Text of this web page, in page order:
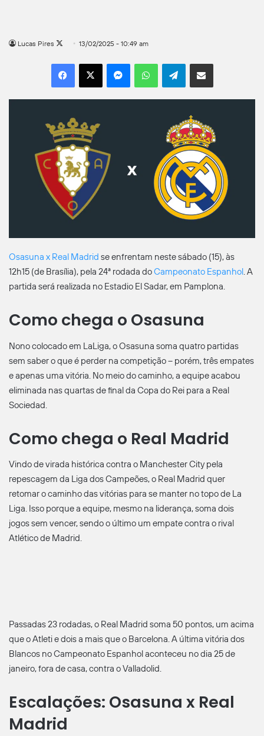
Lucas Pires
Follow
X
13/02/2025 - 10:49 am
Facebook
X MessengerWhatsAppTelegramCompartilhar por e-mail
Osasuna x Real Madrid se enfrentam neste sábado (15), às
12h15 (de Brasília), pela 24ª rodada doCampeonato Espanhol. A
partida será realizada no Estadio El Sadar, em Pamplona.
Como chega o Osasuna
Nono colocado em LaLiga, o Osasuna soma quatro partidas
sem saber o que é perder na competição – porém, três empates
e apenas uma vitória. No meio do caminho, a equipe acabou
eliminada nas quartas de final da Copa do Rei para a Real
Sociedad.
Como chega o Real Madrid
Vindo de virada histórica contra o Manchester City pela
repescagem da Liga dos Campeões, o Real Madrid quer
retomar o caminho das vitórias para se manter no topo de La
Liga. Isso porque a equipe, mesmo na liderança, soma dois
jogos sem vencer, sendo o último um empate contra o rival
Atlético de Madrid.
Passadas 23 rodadas, o Real Madrid soma 50 pontos, um acima
que o Atleti e dois a mais que o Barcelona. A última vitória dos
Blancos no Campeonato Espanhol aconteceu no dia 25 de
janeiro, fora de casa, contra o Valladolid.
Escalações: Osasuna x Real
Madrid